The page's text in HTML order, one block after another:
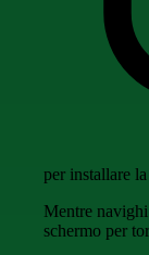
per installare
Mentre
schermo per